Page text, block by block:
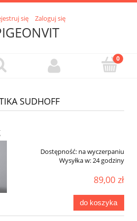
się Zaloguj się
SUDHOFF
Dostępność: na wyczerpaniu
Wysyłka w:24 godziny
89,00 zł
do koszyka